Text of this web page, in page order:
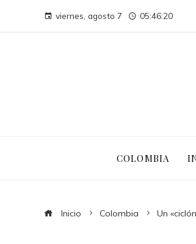
viernes, agosto 7 05:46:21
COLOMBIA
Inicio Colombia Un